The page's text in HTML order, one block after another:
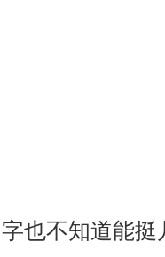
也不知道能